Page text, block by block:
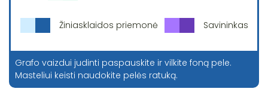
Žiniasklaidos priemonė Savininkas
Grafo vaizdui judinti paspauskite ir vilkite foną pele.
Masteliui keisti naudokite pelės ratuką.